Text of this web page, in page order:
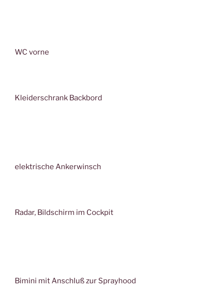
WC vorne
Kleiderschrank Backbord
elektrische Ankerwinsch
Radar, Bildschirm im Cockpit
Bimini mit Anschluß zur Sprayhood